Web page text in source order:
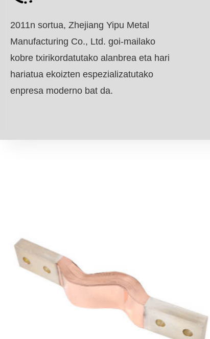
2011n sortua, Zhejiang Yipu Metal
Manufacturing Co., Ltd. goi-mailako
kobre txirikordatutako alanbrea eta hari
hariatua ekoizten espezializatutako
enpresa moderno bat da.